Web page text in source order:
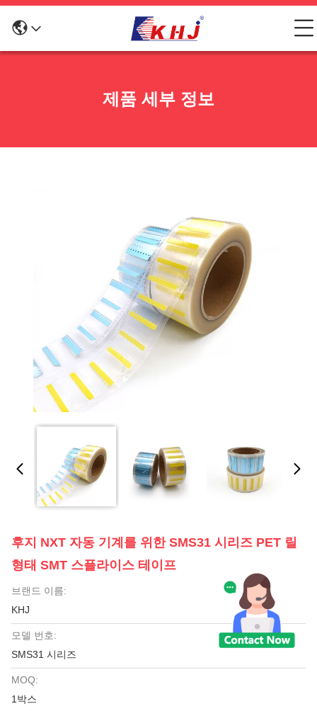
제품 세부 정보
후지 NXT 자동 기계를 위한 SMS31 시리즈 PET 릴
형태 SMT 스플라이스 테이프
브랜드 이름:
KHJ
모델 번호:
SMS31 시리즈
MOQ:
1박스